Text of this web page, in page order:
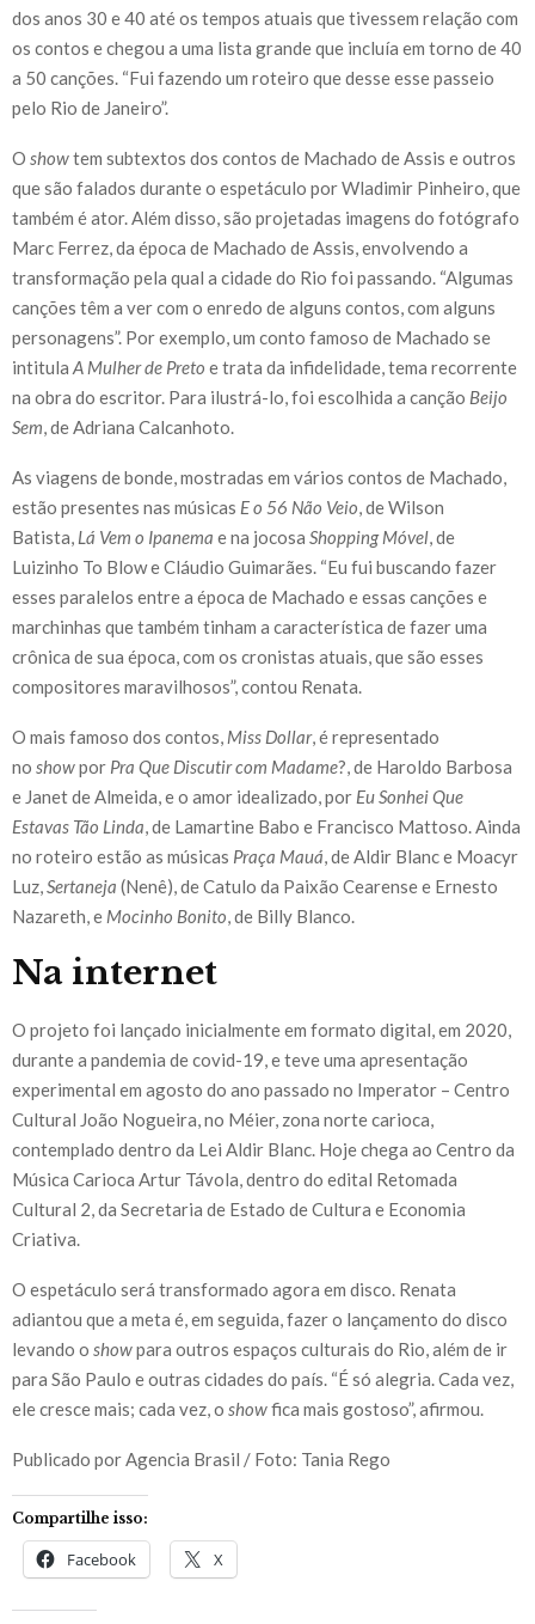
dos anos 30 e 40 até os tempos atuais que tivessem relação com
os contos e chegou a uma lista grande que incluía em torno de 40
a 50 canções. “Fui fazendo um roteiro que desse esse passeio
pelo Rio de Janeiro”.
O showtem subtextos dos contos de Machado de Assis e outros
que são falados durante o espetáculo por Wladimir Pinheiro, que
também é ator. Além disso, são projetadas imagens do fotógrafo
Marc Ferrez, da época de Machado de Assis, envolvendo a
transformação pela qual a cidade do Rio foi passando. “Algumas
canções têm a ver com o enredo de alguns contos, com alguns
personagens”. Por exemplo, um conto famoso de Machado se
intitula A Mulher de Preto e trata da infidelidade, tema recorrente
na obra do escritor. Para ilustrá-lo, foi escolhida a canção Beijo
Sem , de Adriana Calcanhoto.
As viagens de bonde, mostradas em vários contos de Machado,
estão presentes nas músicas E o 56 Não Veio , de Wilson
Batista, Lá Vem o Ipanema e na jocosa Shopping Móvel , de
Luizinho To Blow e Cláudio Guimarães. “Eu fui buscando fazer
esses paralelos entre a época de Machado e essas canções e
marchinhas que também tinham a característica de fazer uma
crônica de sua época, com os cronistas atuais, que são esses
compositores maravilhosos”, contou Renata.
O mais famoso dos contos, Miss Dollar, é representado
no showpor Pra Que Discutir com Madame?, de Haroldo Barbosa
e Janet de Almeida, e o amor idealizado, por Eu Sonhei Que
Estavas Tão Linda , de Lamartine Babo e Francisco Mattoso. Ainda
no roteiro estão as músicas Praça Mauá , de Aldir Blanc e Moacyr
Luz, Sertaneja (Nenê), de Catulo da Paixão Cearense e Ernesto
Nazareth, e Mocinho Bonito , de Billy Blanco.
Na internet
O projeto foi lançado inicialmente em formato digital, em 2020,
durante a pandemia de covid-19, e teve uma apresentação
experimental em agosto do ano passado no Imperator – Centro
Cultural João Nogueira, no Méier, zona norte carioca,
contemplado dentro da Lei Aldir Blanc. Hoje chega ao Centro da
Música Carioca Artur Távola, dentro do edital Retomada
Cultural 2, da Secretaria de Estado de Cultura e Economia
Criativa.
O espetáculo será transformado agora em disco. Renata
adiantou que a meta é, em seguida, fazer o lançamento do disco
levando o showpara outros espaços culturais do Rio, além de ir
para São Paulo e outras cidades do país. “É só alegria. Cada vez,
ele cresce mais; cada vez, o showfica mais gostoso”, afirmou.
Publicado por Agencia Brasil / Foto: Tania Rego
Compartilhe isso:
Facebook X